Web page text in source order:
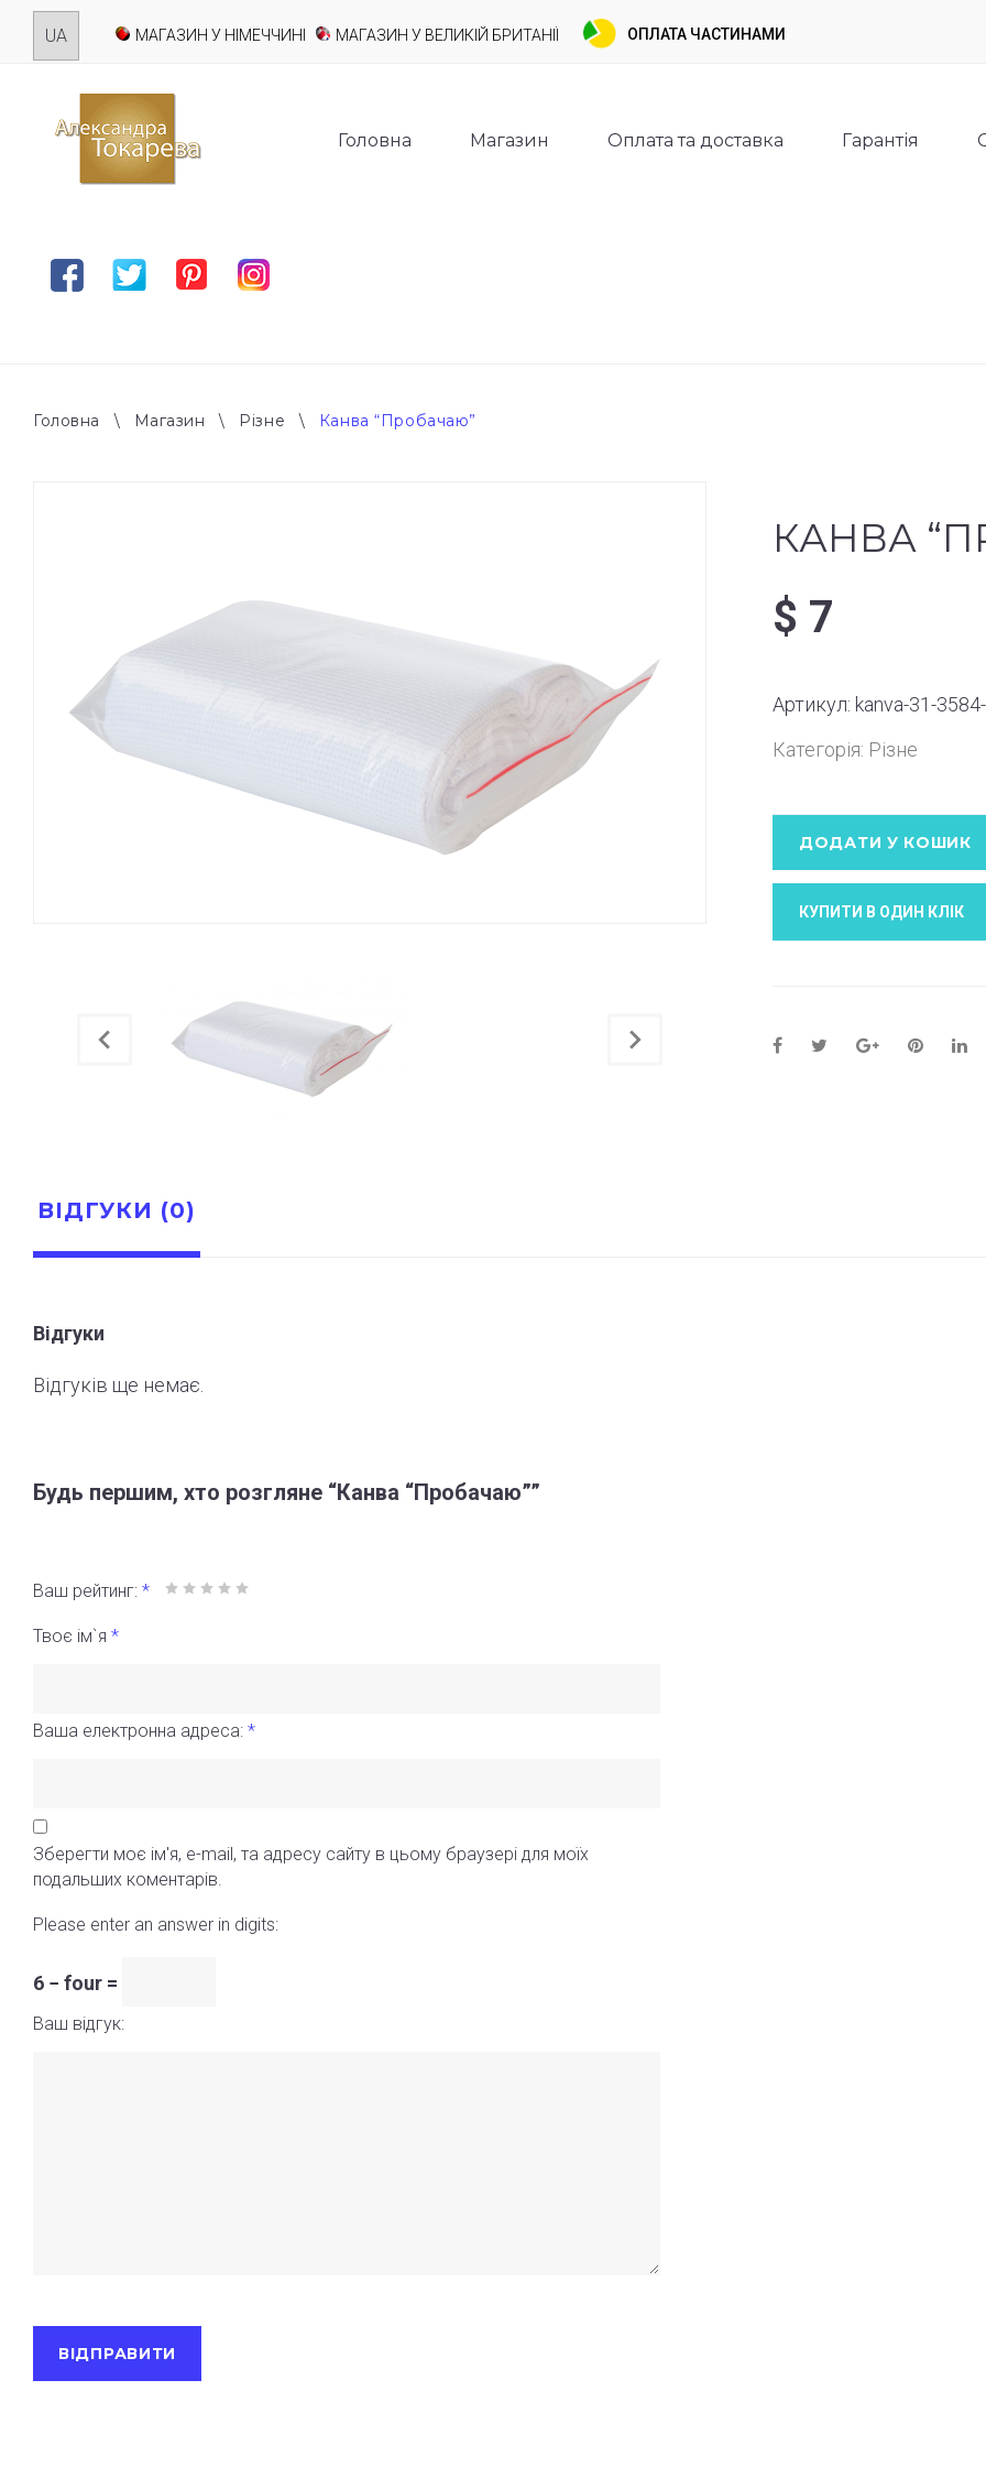
Skip
МАГАЗИН У НІМЕЧЧИНІ МАГАЗИН У ВЕЛИКІЙ БРИТАНІЇ
FacebookTwitterPinterestInstagram
Головна Магазин Оплата та доставка Гарантія
ОПЛАТА ЧАСТИНАМИ
Головна \ Магазин \ Різне \ Канва “Пробачаю”
КАНВА
$ 7
Артикул: kanva-31-
Категорія: Різне
ДОДАТИ У КОШИК
КУПИТИ В ОДИН КЛIК
ВІДГУКИ (0)
Відгуки
Відгуків ще немає.
Будь першим, хто розгляне “Канва “Пробачаю””
Ваш рейтинг: *
Твоє ім`я *
Ваша електронна адреса: *
Зберегти моє ім'я, e-mail, та адресу сайту в цьому браузері для моїх
подальших коментарів.
Please enter an answer in digits:
6 − four =
Ваш відгук: